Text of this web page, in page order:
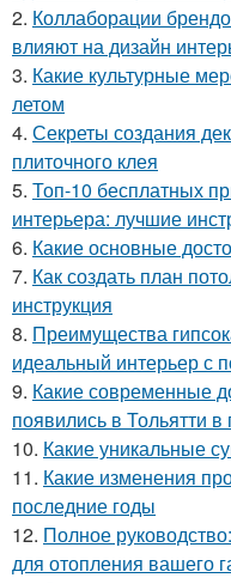
2. Коллаборации
влияют на дизайн
3. Какие культурные
летом
4. Секреты создания
плиточного клея
5. Топ-10 бесплатных
интерьера: лучшие
6. Какие основные
7. Как создать план
инструкция
8. Преимущества
идеальный интерьер с
9. Какие современные
появились в Тольятти
10. Какие уникальные
11. Какие изменения
последние годы
12. Полное
для отопления вашего